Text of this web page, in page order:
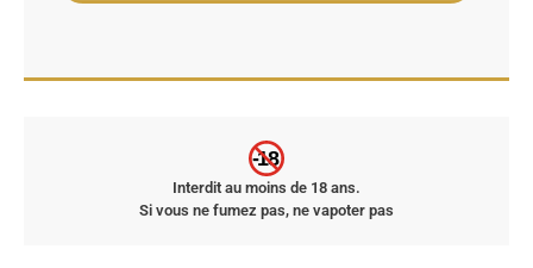
-18
Interdit au moins de 18 ans.
Si vous ne fumez pas, ne vapoter pas